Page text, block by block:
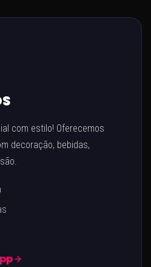
com estilo! Oferecemos
decoração, bebidas,